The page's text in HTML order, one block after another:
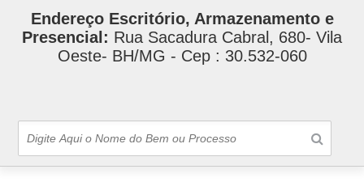
Endereço Escritório, Armazenamento e
Presencial: Rua Sacadura Cabral, 680- Vila
Oeste- BH/MG - Cep : 30.532-060